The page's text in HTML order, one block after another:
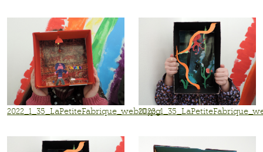
2022_1_35_LaPetiteFabrique_web10.jpg